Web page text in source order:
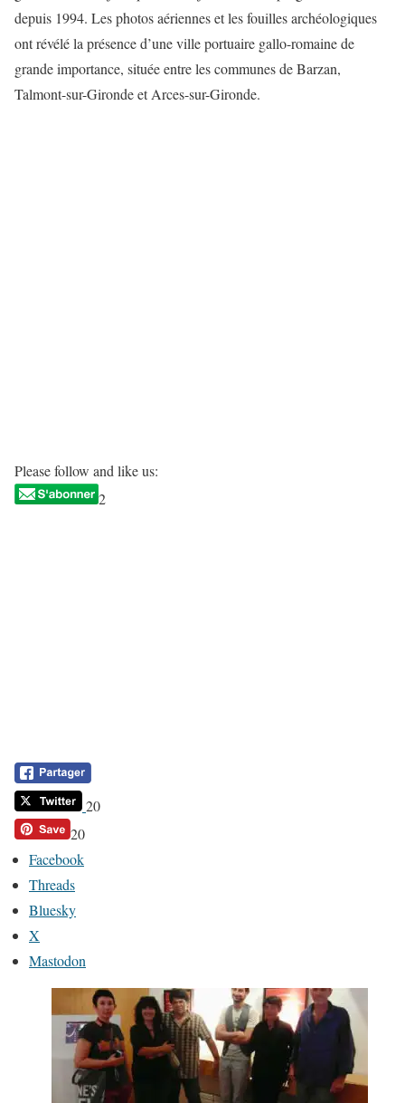
depuis 1994. Les photos aériennes et les fouilles archéologiques
ont révélé la présence d’une ville portuaire gallo-romaine de
grande importance, située entre les communes de Barzan,
Talmont-sur-Gironde et Arces-sur-Gironde.
Please follow and like us:
2
20
20
Facebook
Threads
Bluesky
X
Mastodon